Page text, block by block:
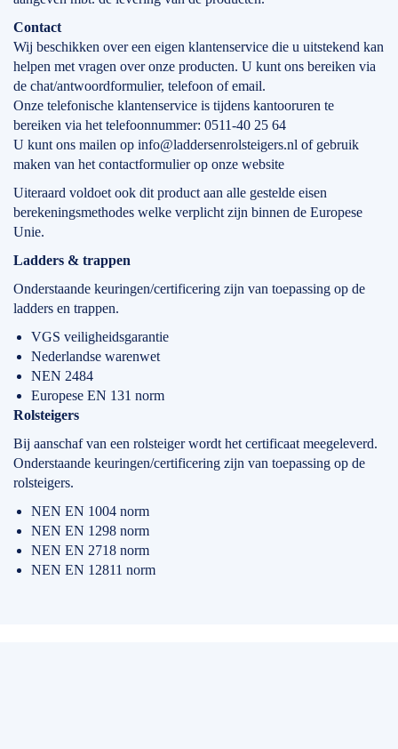
Contact
Wij beschikken over een eigen klantenservice die u uitstekend kan
helpen met vragen over onze producten. U kunt ons bereiken via
de chat/antwoordformulier, telefoon of email.
Onze telefonische klantenservice is tijdens kantooruren te
bereiken via het telefoonnummer: 0511-40 25 64
U kunt ons mailen op info@laddersenrolsteigers.nl of gebruik
maken van het contactformulier op onze website
Uiteraard voldoet ook dit product aan alle gestelde eisen
berekeningsmethodes welke verplicht zijn binnen de Europese
Unie.
Ladders & trappen
Onderstaande keuringen/certificering zijn van toepassing op de
ladders en trappen.
VGS veiligheidsgarantie
Nederlandse warenwet
NEN 2484
Europese EN 131 norm
Rolsteigers
Bij aanschaf van een rolsteiger wordt het certificaat meegeleverd.
Onderstaande keuringen/certificering zijn van toepassing op de
rolsteigers.
NEN EN 1004 norm
NEN EN 1298 norm
NEN EN 2718 norm
NEN EN 12811 norm